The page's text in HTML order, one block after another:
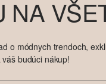
NA
o módnych trendoch,
budúci nákup!